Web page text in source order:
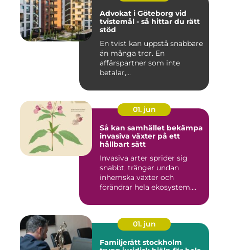
Advokat i Göteborg vid
tvistemål - så hittar du rätt
stöd
En tvist kan uppstå snabbare
än många tror. En
affärspartner som inte
betalar,...
01. jun
Så kan samhället bekämpa
invasiva växter på ett
hållbart sätt
Invasiva arter sprider sig
snabbt, tränger undan
inhemska växter och
förändrar hela ekosystem.
01. jun
Familjerätt stockholm